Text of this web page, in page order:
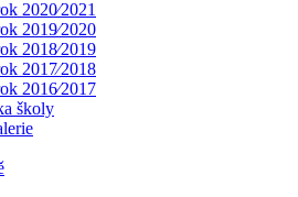
2020⁄2021
2019⁄2020
2018⁄2019
2017⁄2018
2016⁄2017
školy